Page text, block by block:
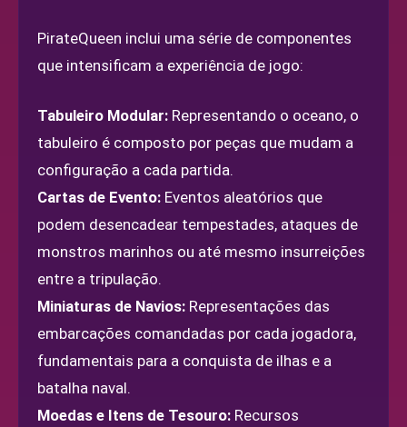
PirateQueen inclui uma série de componentes
que intensificam a experiência de jogo:
Tabuleiro Modular: Representando o oceano, o
tabuleiro é composto por peças que mudam a
configuração a cada partida.
Cartas de Evento: Eventos aleatórios que
podem desencadear tempestades, ataques de
monstros marinhos ou até mesmo insurreições
entre a tripulação.
Miniaturas de Navios: Representações das
embarcações comandadas por cada jogadora,
fundamentais para a conquista de ilhas e a
batalha naval.
Moedas e Itens de Tesouro: Recursos